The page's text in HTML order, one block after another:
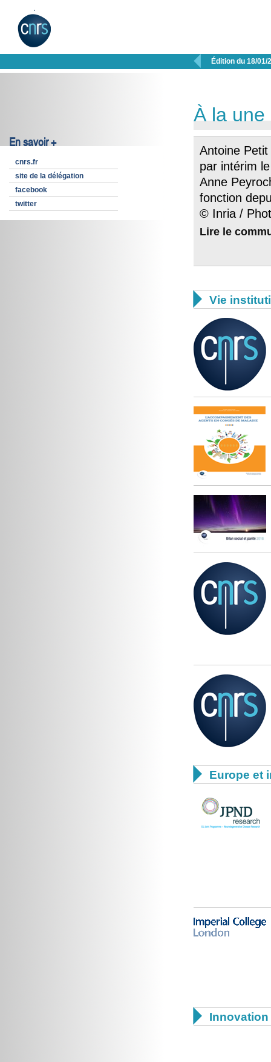
 Édition du 18/01/
En savoir +
cnrs.fr
site de la délégation
facebook
twitter
À la une
Antoine
par intérim
Anne
fonction
© Inria /
Lire le
 Vie
 Europe et
